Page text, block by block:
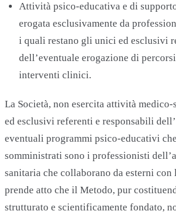
Attività psico-educativa e di
erogata esclusivamente da
i quali restano gli unici ed esclusivi
dell’eventuale erogazione di
interventi clinici.
La Società, non esercita attività
ed esclusivi referenti e responsabili
eventuali programmi psico-educativi
somministrati sono i professionisti
sanitaria che collaborano da esterni con
prende atto che il Metodo, pur
strutturato e scientificamente fondato,